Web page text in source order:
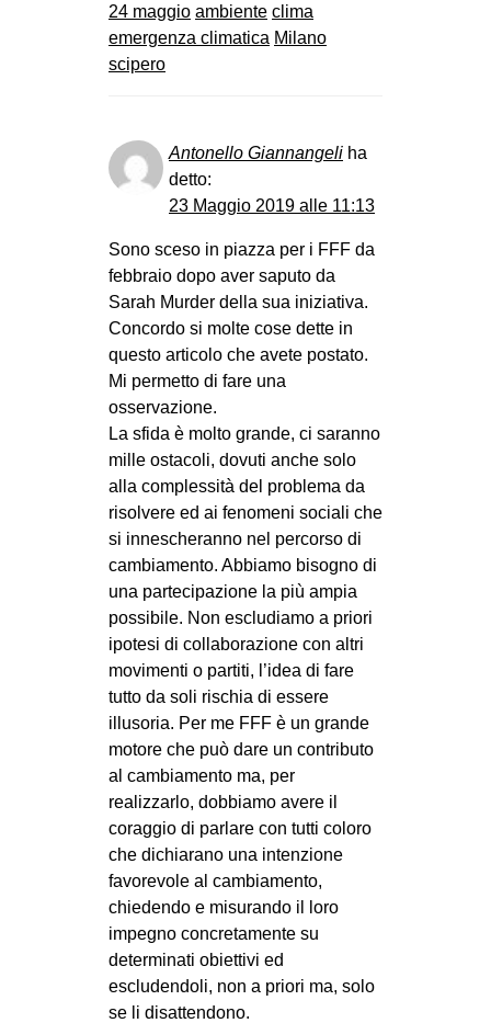
24 maggio ambiente clima
emergenza climatica Milano
scipero
Antonello Giannangeli ha
detto:
23 Maggio 2019 alle 11:13
Sono sceso in piazza per i FFF da
febbraio dopo aver saputo da
Sarah Murder della sua iniziativa.
Concordo si molte cose dette in
questo articolo che avete postato.
Mi permetto di fare una
osservazione.
La sfida è molto grande, ci saranno
mille ostacoli, dovuti anche solo
alla complessità del problema da
risolvere ed ai fenomeni sociali che
si innescheranno nel percorso di
cambiamento. Abbiamo bisogno di
una partecipazione la più ampia
possibile. Non escludiamo a priori
ipotesi di collaborazione con altri
movimenti o partiti, l’idea di fare
tutto da soli rischia di essere
illusoria. Per me FFF è un grande
motore che può dare un contributo
al cambiamento ma, per
realizzarlo, dobbiamo avere il
coraggio di parlare con tutti coloro
che dichiarano una intenzione
favorevole al cambiamento,
chiedendo e misurando il loro
impegno concretamente su
determinati obiettivi ed
escludendoli, non a priori ma, solo
se li disattendono.